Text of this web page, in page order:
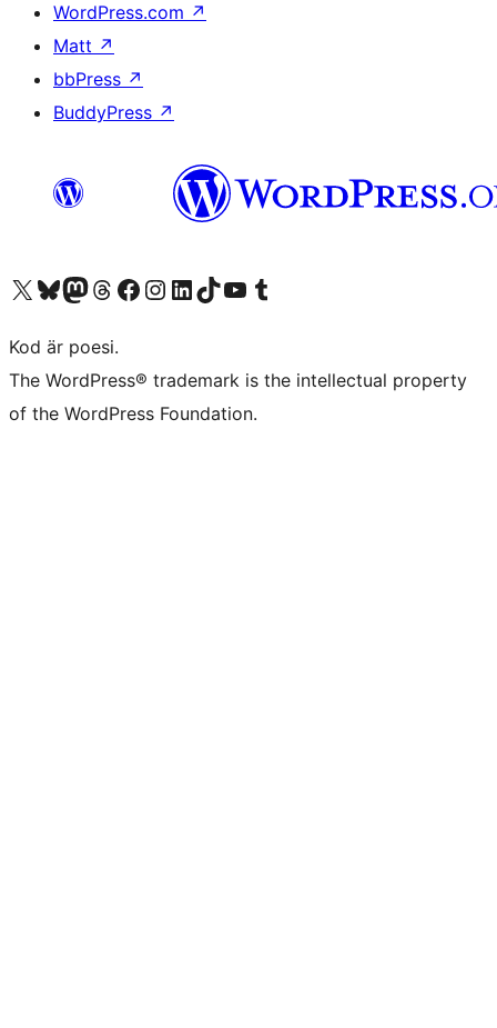
WordPress.com ↗
Matt ↗
bbPress ↗
BuddyPress ↗
Besök vår X-konto (f.d. Twitter)
Besök vårt Bluesky-konto
Besök vårt Mastodon-konto
Besök vårt Thread-konto
Besök vår Facebook-sidaBesök vårt Instagram-konto
Besök vårt LinkedIn-konto
Besök vårt TikTok-konto
Besök vår YouTube-kanalBesök vårt Tumblr-konto
Kod är poesi.
The WordPress® trademark is the intellectual property
of the WordPress Foundation.